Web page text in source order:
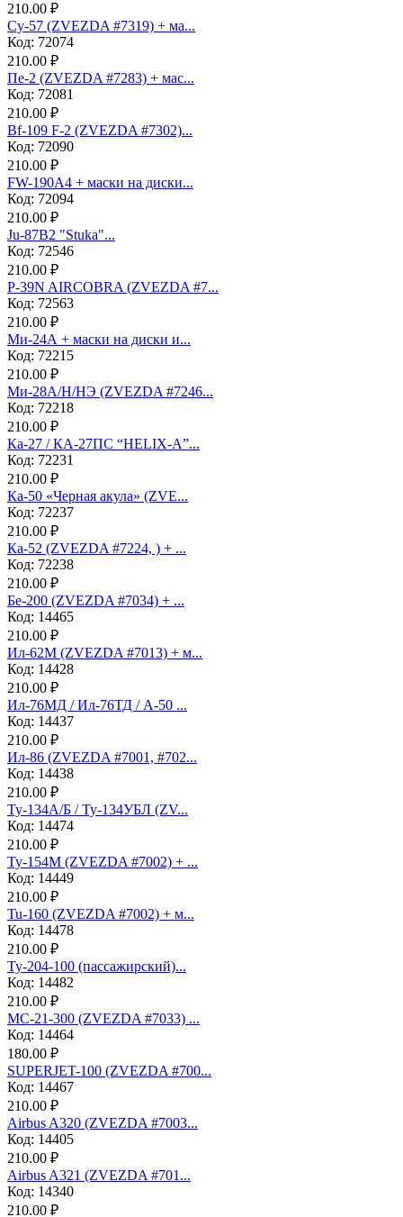
210.00 ₽
Су-57 (ZVEZDA #7319) + ма...
Код: 72074
210.00 ₽
Пе-2 (ZVEZDA #7283) + мас...
Код: 72081
210.00 ₽
Bf-109 F-2 (ZVEZDA #7302)...
Код: 72090
210.00 ₽
FW-190A4 + маски на диски...
Код: 72094
210.00 ₽
Ju-87B2 "Stuka"...
Код: 72546
210.00 ₽
P-39N AIRCOBRA (ZVEZDA #7...
Код: 72563
210.00 ₽
Ми-24А + маски на диски и...
Код: 72215
210.00 ₽
Ми-28А/Н/НЭ (ZVEZDA #7246...
Код: 72218
210.00 ₽
Ка-27 / КА-27ПС “HELIX-A”...
Код: 72231
210.00 ₽
Ка-50 «Черная акула» (ZVE...
Код: 72237
210.00 ₽
Ка-52 (ZVEZDA #7224, ) + ...
Код: 72238
210.00 ₽
Бе-200 (ZVEZDA #7034) + ...
Код: 14465
210.00 ₽
Ил-62М (ZVEZDA #7013) + м...
Код: 14428
210.00 ₽
Ил-76МД / Ил-76ТД / А-50 ...
Код: 14437
210.00 ₽
Ил-86 (ZVEZDA #7001, #702...
Код: 14438
210.00 ₽
Ту-134А/Б / Ту-134УБЛ (ZV...
Код: 14474
210.00 ₽
Ту-154М (ZVEZDA #7002) + ...
Код: 14449
210.00 ₽
Tu-160 (ZVEZDA #7002) + м...
Код: 14478
210.00 ₽
Ту-204-100 (пассажирский)...
Код: 14482
210.00 ₽
МС-21-300 (ZVEZDA #7033) ...
Код: 14464
180.00 ₽
SUPERJET-100 (ZVEZDA #700...
Код: 14467
210.00 ₽
Аirbus A320 (ZVEZDA #7003...
Код: 14405
210.00 ₽
Аirbus A321 (ZVEZDA #701...
Код: 14340
210.00 ₽